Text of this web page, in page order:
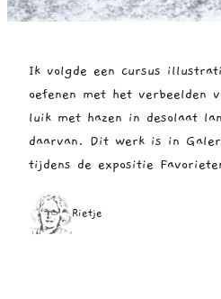
Ik volgde een cursus
oefenen met het verbeelden
luik met hazen in desolaat
daarvan. Dit werk is in
tijdens de expositie
Rietje